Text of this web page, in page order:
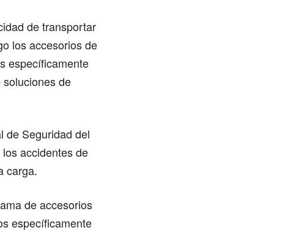
de transportar
los accesorios de
específicamente
de
de Seguridad del
accidentes de
carga.
de accesorios
específicamente